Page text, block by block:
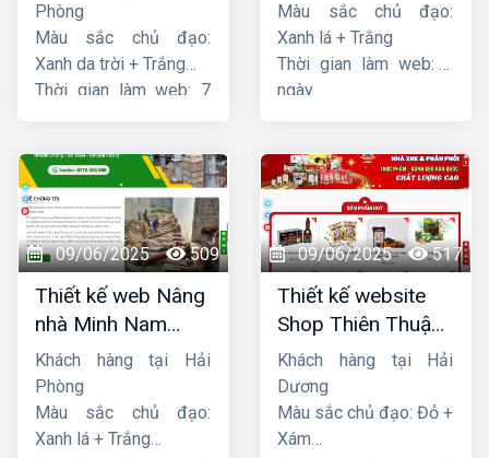
Phòng
Màu sắc chủ đạo:
Xanh da trời + Trắng
Thời gian làm web: 7
Màu sắc chủ đạo:
Xanh lá + Trắng
Thời gian làm web: 7
ngày
09/06/2025 509
Thiết kế web Nâng
nhà Minh Nam
Hoàng
Khách hàng tại Hải
Phòng
Màu sắc chủ đạo:
Xanh lá + Trắng
09/06/2025 517
Thiết kế website
Shop Thiên Thuận
Phát
Khách hàng tại Hải
Dương
Màu sắc chủ đạo: Đỏ +
Xám